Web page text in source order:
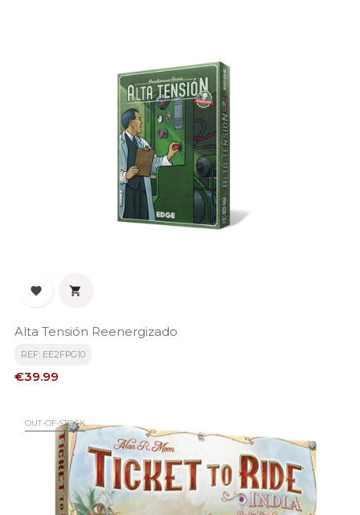
 
Alta Tensión Reenergizado
REF: EE2FPG10
Price
€39.99
OUT-OF-STOCK